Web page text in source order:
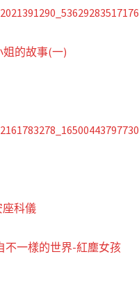
姐的故事(一)
座科儀
不一樣的世界-紅塵女孩